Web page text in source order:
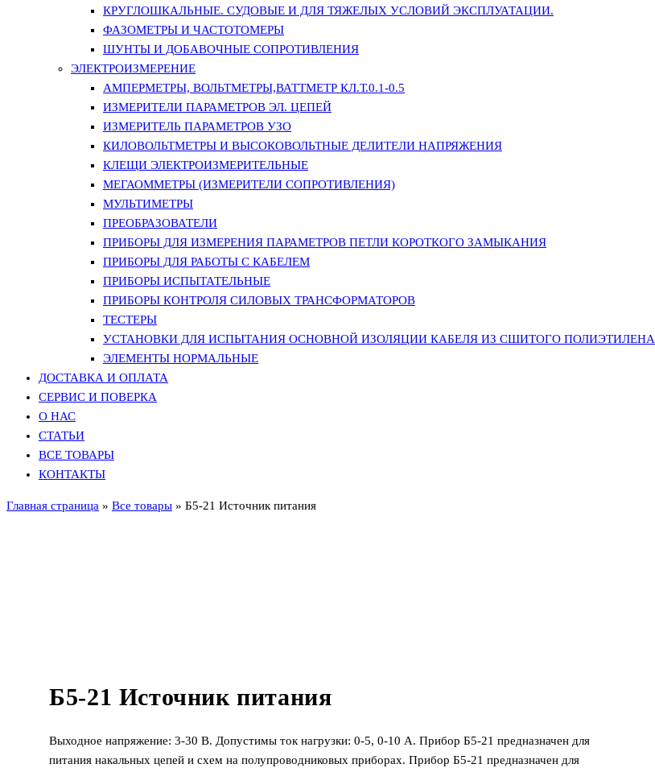
КРУГЛОШКАЛЬНЫЕ. СУДОВЫЕ И ДЛЯ ТЯЖЕЛЫХ УСЛОВИЙ ЭКСПЛУАТАЦИИ.
ФАЗОМЕТРЫ И ЧАСТОТОМЕРЫ
ШУНТЫ И ДОБАВОЧНЫЕ СОПРОТИВЛЕНИЯ
ЭЛЕКТРОИЗМЕРЕНИЕ
АМПЕРМЕТРЫ, ВОЛЬТМЕТРЫ,ВАТТМЕТР КЛ.Т.0.1-0.5
ИЗМЕРИТЕЛИ ПАРАМЕТРОВ ЭЛ. ЦЕПЕЙ
ИЗМЕРИТЕЛЬ ПАРАМЕТРОВ УЗО
КИЛОВОЛЬТМЕТРЫ И ВЫСОКОВОЛЬТНЫЕ ДЕЛИТЕЛИ НАПРЯЖЕНИЯ
КЛЕЩИ ЭЛЕКТРОИЗМЕРИТЕЛЬНЫЕ
МЕГАОММЕТРЫ (ИЗМЕРИТЕЛИ СОПРОТИВЛЕНИЯ)
МУЛЬТИМЕТРЫ
ПРЕОБРАЗОВАТЕЛИ
ПРИБОРЫ ДЛЯ ИЗМЕРЕНИЯ ПАРАМЕТРОВ ПЕТЛИ КОРОТКОГО ЗАМЫКАНИЯ
ПРИБОРЫ ДЛЯ РАБОТЫ С КАБЕЛЕМ
ПРИБОРЫ ИСПЫТАТЕЛЬНЫЕ
ПРИБОРЫ КОНТРОЛЯ СИЛОВЫХ ТРАНСФОРМАТОРОВ
ТЕСТЕРЫ
УСТАНОВКИ ДЛЯ ИСПЫТАНИЯ ОСНОВНОЙ ИЗОЛЯЦИИ КАБЕЛЯ ИЗ СШИТОГО ПОЛИЭТИЛЕНА
ЭЛЕМЕНТЫ НОРМАЛЬНЫЕ
ДОСТАВКА И ОПЛАТА
СЕРВИС И ПОВЕРКА
О НАС
СТАТЬИ
ВСЕ ТОВАРЫ
КОНТАКТЫ
Главная страница » Все товары » Б5-21 Источник питания
Б5-21 Источник питания
Выходное напряжение: 3-30 В. Допустимы ток нагрузки: 0-5, 0-10 А. Прибор Б5-21 предназначен для
питания накальных цепей и схем на полупроводниковых приборах. Прибор Б5-21 предназначен для